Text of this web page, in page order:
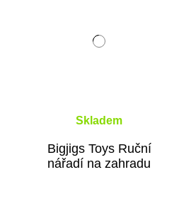
Skladem
Bigjigs Toys Ruční
nářadí na zahradu